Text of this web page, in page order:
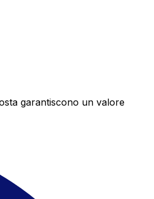
garantiscono un valore